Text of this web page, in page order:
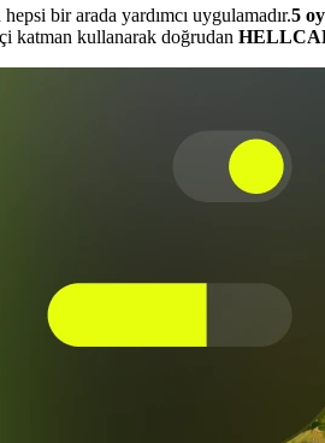
bir arada yardımcı uygulamadır.5
katman kullanarak doğrudan